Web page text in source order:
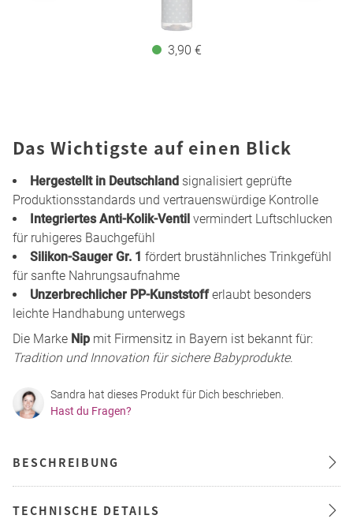
3,90 €
Das Wichtigste auf einen Blick
Hergestellt in Deutschland signalisiert geprüfte
Produktionsstandards und vertrauenswürdige Kontrolle
Integriertes Anti-Kolik-Ventil vermindert Luftschlucken
für ruhigeres Bauchgefühl
Silikon-Sauger Gr. 1 fördert brustähnliches Trinkgefühl
für sanfte Nahrungsaufnahme
Unzerbrechlicher PP-Kunststofferlaubt besonders
leichte Handhabung unterwegs
Die Marke Nip mit Firmensitz in Bayern ist bekannt für:
Tradition und Innovation für sichere Babyprodukte.
Sandra hat dieses Produkt für Dich beschrieben.
Hast du Fragen?
BESCHREIBUNG
TECHNISCHE DETAILS